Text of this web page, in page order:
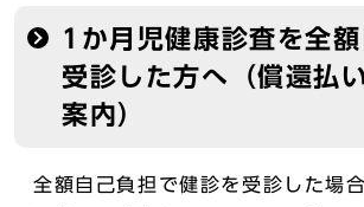
1か月児健康診査を全
受診した方へ（償還払
案内）
全額自己負担で健診を受診した場